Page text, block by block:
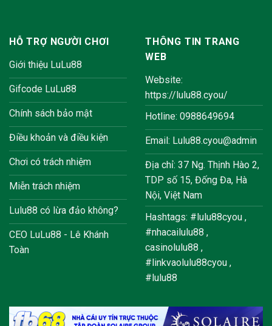
HỖ TRỢ NGƯỜI CHƠI
Giới thiệu LuLu88
Gifcode LuLu88
Chính sách bảo mật
Điều khoản và điều kiện
Chơi có trách nhiệm
Miễn trách nhiệm
Lulu88 có lừa đảo không?
CEO LuLu88 - Lê Khánh
Toàn
THÔNG TIN TRANG
WEB
Website:
https://lulu88.cyou/
Hotline: 0988649694
Email: Lulu88.cyou@admin
Địa chỉ: 37 Ng. Thịnh Hào 2,
TDP số 15, Đống Đa, Hà
Nội, Việt Nam
Hashtags: #lulu88cyou ,
#nhacailulu88 ,
casinolulu88 ,
#linkvaolulu88cyou ,
#lulu88